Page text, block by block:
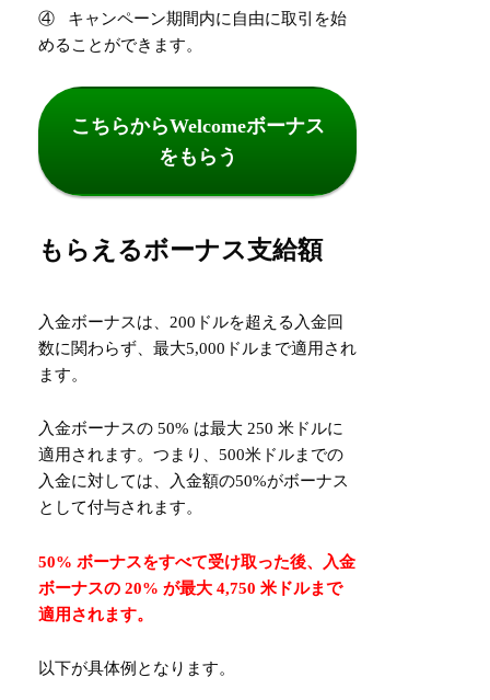
④ キャンペーン期間内に自由に取引を始
めることができます。
こちらからWelcomeボーナス
をもらう
もらえるボーナス支給額
入金ボーナスは、200ドルを超える入金回
数に関わらず、最大5,000ドルまで適用され
ます。
入金ボーナスの 50% は最大 250 米ドルに
適用されます。つまり、500米ドルまでの
入金に対しては、入金額の50%がボーナス
として付与されます。
50% ボーナスをすべて受け取った後、入金
ボーナスの 20% が最大 4,750 米ドルまで
適用されます。
以下が具体例となります。